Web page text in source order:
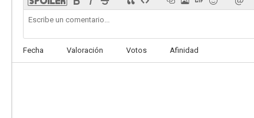
Fecha Valoración Votos Afinidad